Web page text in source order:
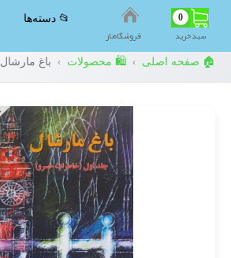
0
سبد‌خرید فروشگاه‌ناز
📂 دسته‌ها
🏠 صفحه اصلی › 🛍️ محصولات › باغ مارشال 1 (خاطرات خسرو)